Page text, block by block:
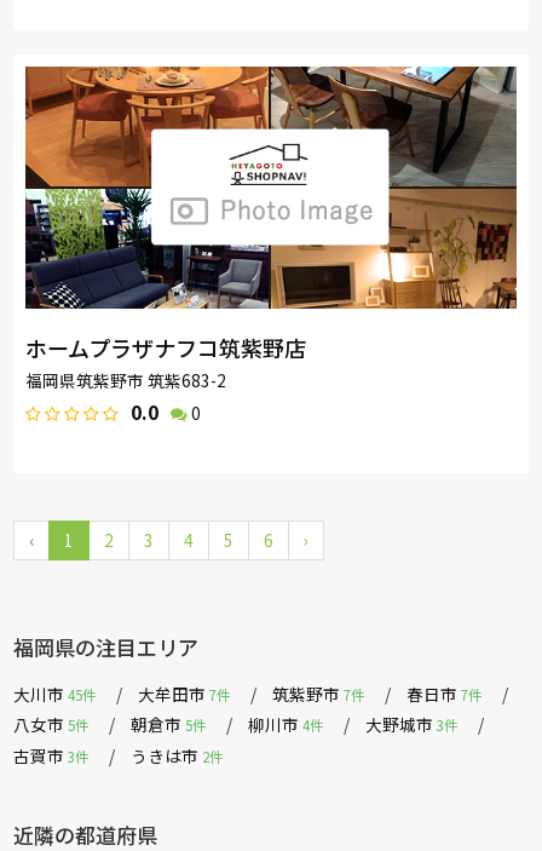
ホームプラザナフコ筑紫野店
福岡県筑紫野市 筑紫683-2
0.0 0
‹ 1 2 3 4 5 6 ›
福岡県の注目エリア
大川市45件 大牟田市7件 筑紫野市7件 春日市7件
八女市5件 朝倉市5件 柳川市4件 大野城市3件
古賀市3件 うきは市 2件
近隣の都道府県